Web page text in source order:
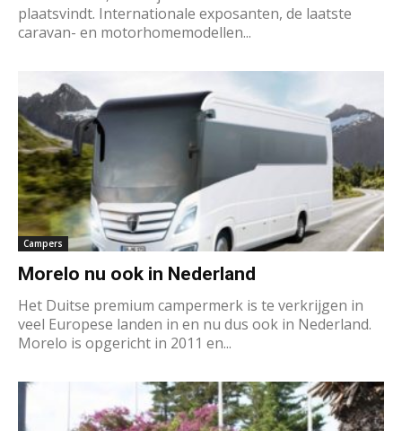
plaatsvindt. Internationale exposanten, de laatste
caravan- en motorhomemodellen...
Campers
Morelo nu ook in Nederland
Het Duitse premium campermerk is te verkrijgen in
veel Europese landen in en nu dus ook in Nederland.
Morelo is opgericht in 2011 en...